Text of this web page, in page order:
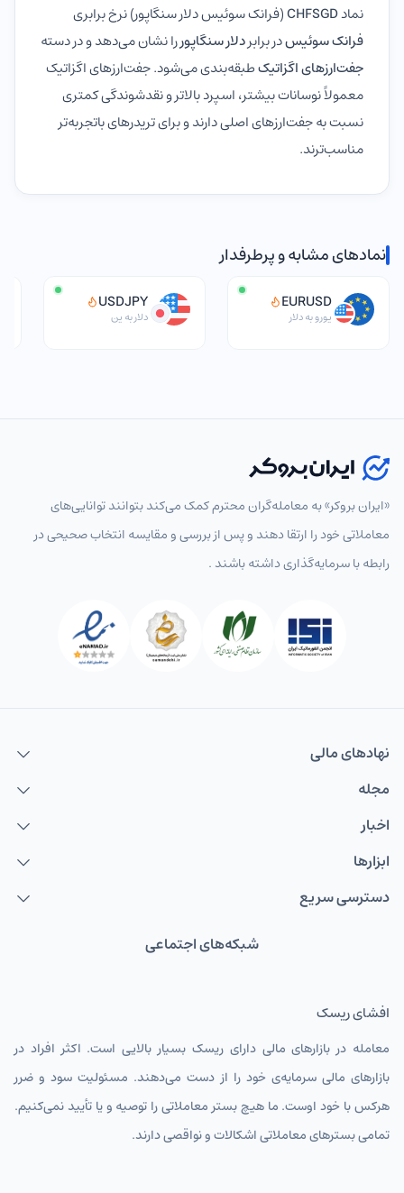
نمادCHFSGD(فرانک سوئیس دلار سنگاپور) نرخ برابری
فرانک سوئیسدر برابردلار سنگاپوررا نشان می‌دهد و در دسته
جفت‌ارزهای اگزاتیکطبقه‌بندی می‌شود. جفت‌ارزهای اگزاتیک
معمولاً نوسانات بیشتر، اسپرد بالاتر و نقدشوندگی کمتری
نسبت به جفت‌ارزهای اصلی دارند و برای تریدرهای باتجربه‌تر
مناسب‌ترند.
نمادهای مشابه و پرطرفدار
EURUSD
یورو به دلار
USDJPY
دلار به ین
انتخاب نماد
EURUSD یورو به دلار
USDJPY
TMTIRT
دلار آمریکا
GBPIRT
CHFIRT فرانک سوئیس
AUDIRT دلار استرالیا تومان
CADIRT دلار کانادا
«ایران بروکر» به معامله‌گران محترم کمک می‌کند بتوانند توانایی‌های
معاملاتی خود را ارتقا دهند و پس از بررسی و مقایسه انتخاب‌ صحیحی در
رابطه با سرمایه‌گذاری داشته باشند .
نهاد‌های مالی
مجله
اخبار
ابزارها
دسترسی سریع
شبکه‌های اجتماعی
افشای ریسک
معامله در بازارهای مالی دارای ریسک بسیار بالایی است. اکثر افراد در
بازارهای مالی سرمایه‌ی خود را از دست می‌دهند. مسئولیت سود و ضرر
هرکس با خود اوست. ما هیچ بستر معاملاتی را توصیه و یا تأیید نمی‌کنیم.
تمامی بسترهای معاملاتی اشکالات و نواقصی دارند.